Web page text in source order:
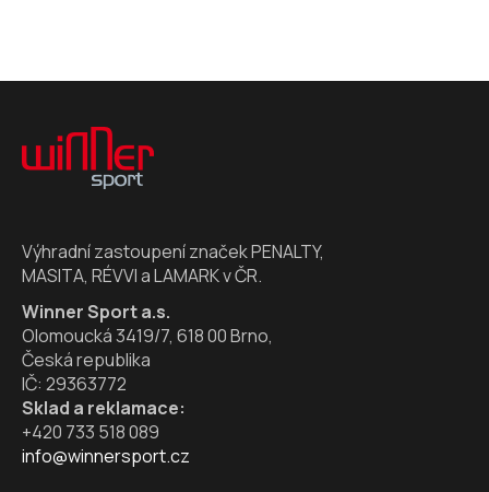
Z
Výhradní zastoupení značek PENALTY,
MASITA, RÉVVI a LAMARK v ČR.
Winner Sport a.s.
Olomoucká 3419/7, 618 00 Brno,
Česká republika
IČ: 29363772
Sklad a reklamace:
+420 733 518 089
info@winnersport.cz